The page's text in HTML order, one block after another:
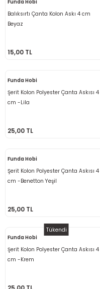
Funda Hobi
Balıksırtı Çanta Kolon Askı 4 cm
Beyaz
15,00 TL
Funda Hobi
Şerit Kolon Polyester Çanta Askısı 4
cm -Lila
25,00 TL
Funda Hobi
Şerit Kolon Polyester Çanta Askısı 4
cm -Benetton Yeşil
25,00 TL
Tükendi
Funda Hobi
Şerit Kolon Polyester Çanta Askısı 4
cm -Krem